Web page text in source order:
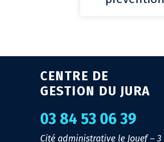
CENTRE DE
GESTION DU JURA
03 84 53 06 39
Cité administrative le Jouef – 3